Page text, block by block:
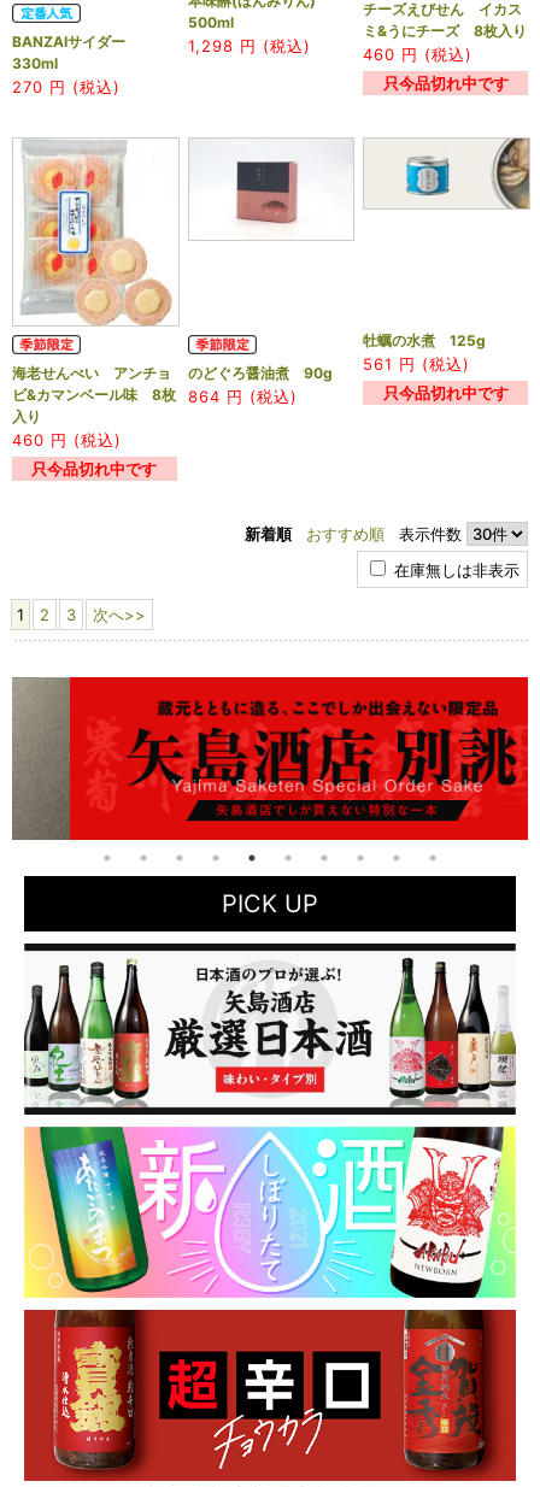
BANZAIサイダー
330ml
270 円 (税込)
500ml
1,298 円 (税込)
チーズえびせん イカス
ミ&うにチーズ 8枚入り
460 円 (税込)
只今品切れ中です
海老せんべい アンチョ
ビ&カマンベール味 8枚
入り
460 円 (税込)
只今品切れ中です
のどぐろ醤油煮 90g
864 円 (税込)
牡蠣の水煮 125g
561 円 (税込)
只今品切れ中です
新着順 おすすめ順 表示件数
在庫無しは非表示
1 2 3 次へ>>
PICK UP